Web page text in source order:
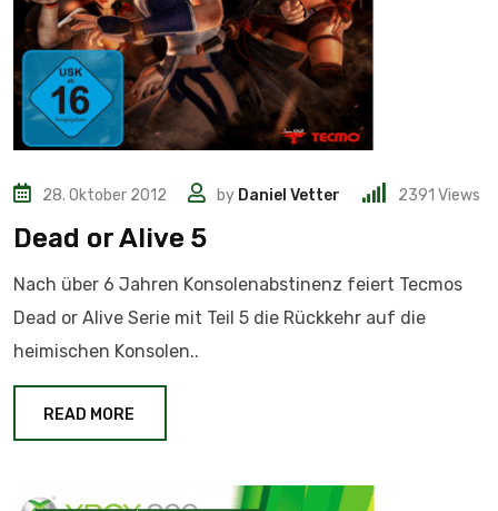
28. Oktober 2012 by Daniel Vetter 2391 Views
Dead or Alive 5
Nach über 6 Jahren Konsolenabstinenz feiert Tecmos
Dead or Alive Serie mit Teil 5 die Rückkehr auf die
heimischen Konsolen..
READ MORE